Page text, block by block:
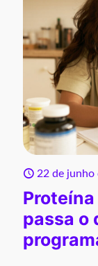
22 de junho
passa o